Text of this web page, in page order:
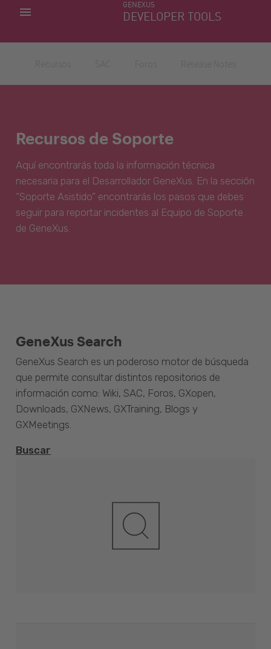
GENEXUS
DEVELOPER TOOLS
MIS APLICACIONES
Recursos de Soporte
Aquí encontrarás toda la información técnica
necesaria para el Desarrollador GeneXus. En la sección
“Soporte Asistido” encontrarás los pasos que debes
seguir para reportar incidentes al Equipo de Soporte
de GeneXus.
GeneXus Search
GeneXus Search es un poderoso motor de búsqueda
que permite consultar distintos repositorios de
información como: Wiki, SAC, Foros, GXopen,
Downloads, GXNews, GXTraining, Blogs y
GXMeetings.
Buscar